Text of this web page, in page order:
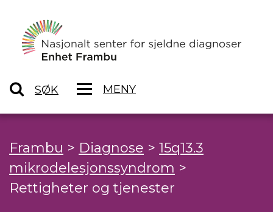
SØK MENY
Frambu > Diagnose > 15q13.3
mikrodelesjonssyndrom >
Rettigheter og tjenester